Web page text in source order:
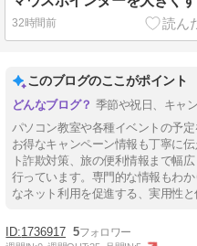
32時間前
このブログのここがポイント
季節や祝日、キャ
パソコン教室や各種イベントの予
お得なキャンペーン情報も丁寧に
ト詐欺対策、旅の便利情報まで幅
行っています。専門的な情報もわ
なネット利用を促進する、実用性
1736917 5